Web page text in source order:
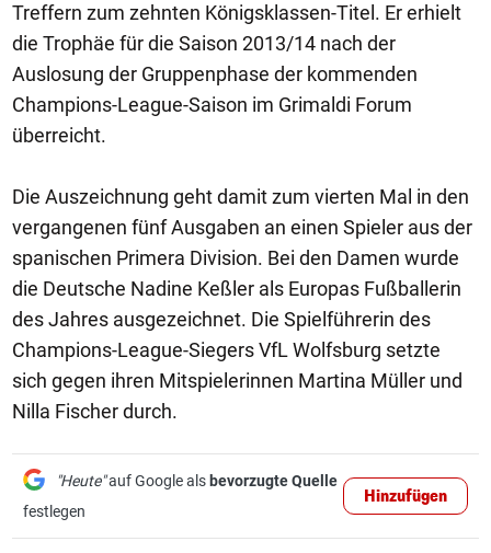
Treffern zum zehnten Königsklassen-Titel. Er erhielt
die Trophäe für die Saison 2013/14 nach der
Auslosung der Gruppenphase der kommenden
Champions-League-Saison im Grimaldi Forum
überreicht.
Die Auszeichnung geht damit zum vierten Mal in den
vergangenen fünf Ausgaben an einen Spieler aus der
spanischen Primera Division. Bei den Damen wurde
die Deutsche Nadine Keßler als Europas Fußballerin
des Jahres ausgezeichnet. Die Spielführerin des
Champions-League-Siegers VfL Wolfsburg setzte
sich gegen ihren Mitspielerinnen Martina Müller und
Nilla Fischer durch.
"Heute"auf Google als bevorzugte Quelle
festlegen
Hinzufügen